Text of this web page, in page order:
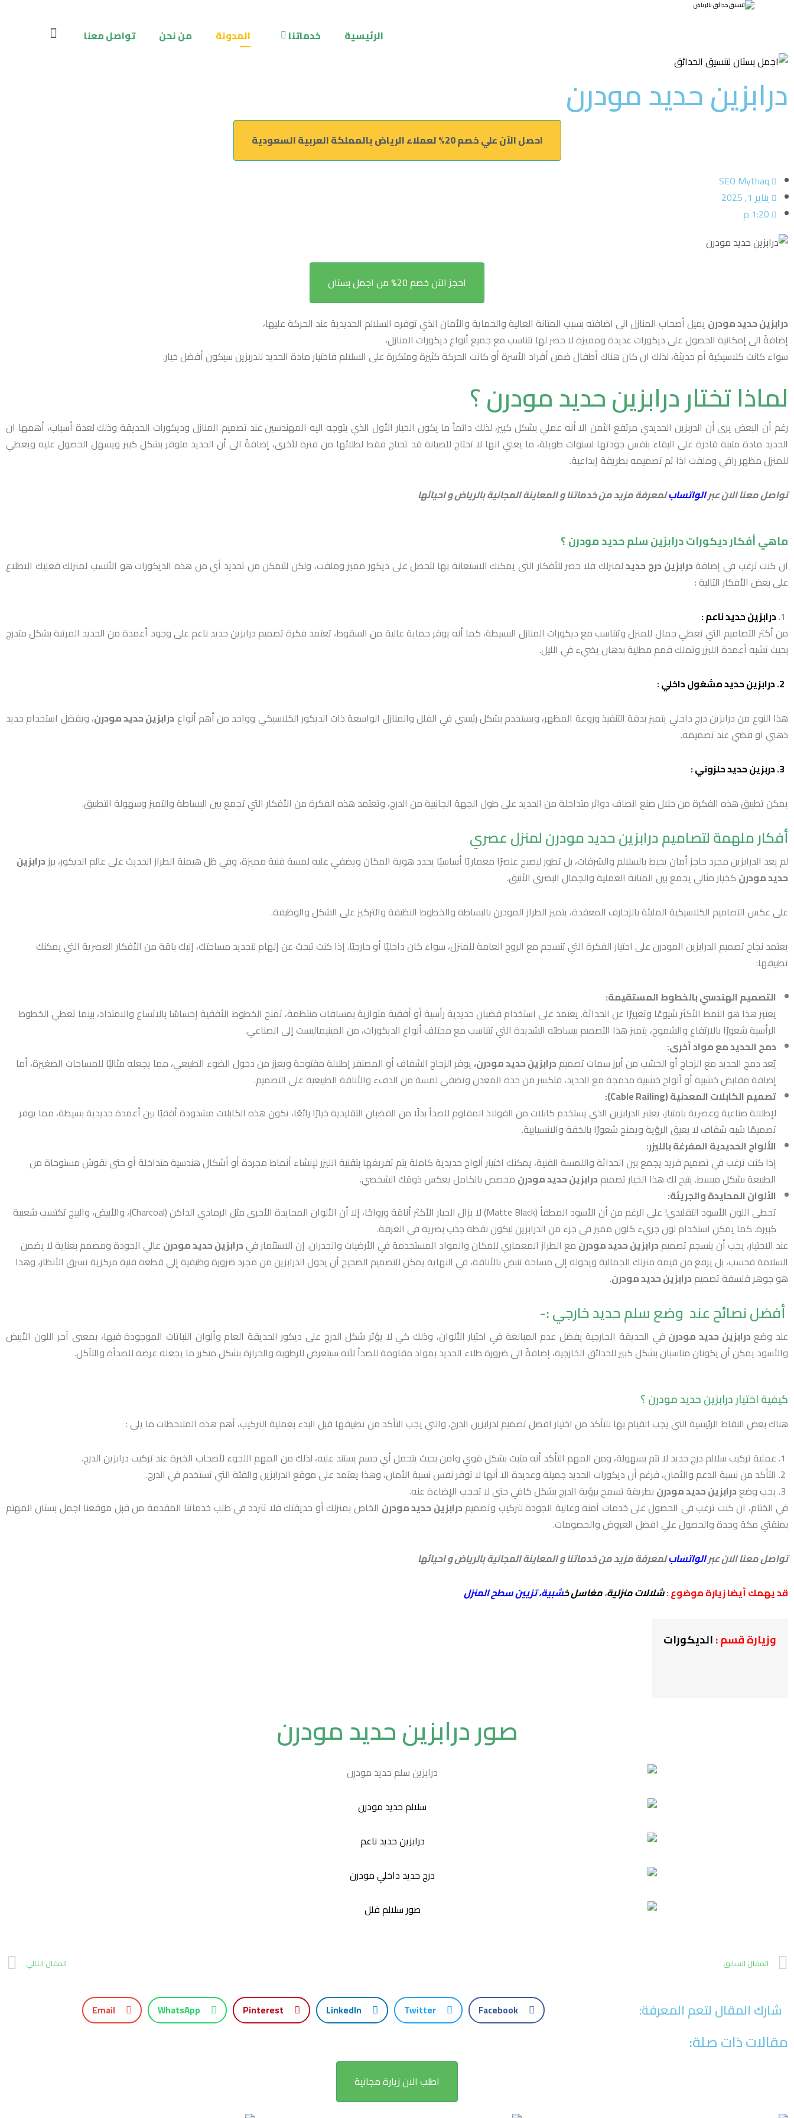
الرئيسية خدماتنا المدونة من نحن تواصل معنا
درابزين حديد مودرن
احصل الآن علي خصم 20% لعملاء الرياض بالمملكة العربية السعودية
SEO Mythaq
يناير 1, 2025
1:20 م
احجز الآن خصم 20% من اجمل بستان
درابزين حديد مودرن يميل أصحاب المنازل الى اضافته بسبب المتانة العالية والحماية والأمان الذي توفره السلالم الحديدية عند الحركة عليها،
إضافةً الى إمكانية الحصول على ديكورات عديدة ومميزة لا حصر لها تتناسب مع جميع أنواع ديكورات المنازل،
سواء كانت كلاسيكية أم حديثة، لذلك ان كان هناك أطفال ضمن أفراد الأسرة أو كانت الحركة كثيرة ومتكررة على السلالم فاختيار مادة الحديد للدربزين سيكون أفضل خيار.
لماذا تختار درابزين حديد مودرن ؟
رغم أن البعض يرى أن الدربزين الحديدي مرتفع الثمن الا أنه عملي بشكل كبير، لذلك دائماً ما يكون الخيار الأول الذي يتوجه اليه المهندسين عند تصميم المنازل وديكورات الحديقة وذلك لعدة أسباب، أهمها ان
الحديد مادة متينة قادرة على البقاء بنفس جودتها لسنوات طويلة، ما يعني انها لا تحتاج للصيانة قد تحتاج فقط لطلائها من فترة لأخرى، إضافةً الى أن الحديد متوفر بشكل كبير ويسهل الحصول عليه ويعطي
للمنزل مظهر راقي وملفت اذا تم تصميمه بطريقة إبداعية.
تواصل معنا الان عبرالواتسابلمعرفة مزيد من خدماتنا و المعاينة المجانية بالرياض و احيائها
ماهي أفكار ديكورات درابزين سلم حديد مودرن ؟
ان كنت ترغب في إضافةدرابزين درج حديدلمنزلك فلا حصر للأفكار التي يمكنك الاستعانة بها لتحصل على ديكور مميز وملفت، ولكن لتتمكن من تحديد أي من هذه الديكورات هو الأنسب لمنزلك فعليك الاطلاع
على بعض الأفكار التالية :
درابزين حديد ناعم :
من أكثر التصاميم التي تعطي جمال للمنزل وتتناسب مع ديكورات المنازل البسيطة، كما أنه يوفر حماية عالية من السقوط، تعتمد فكرة تصميم درابزين حديد ناعم على وجود أعمدة من الحديد المرتبة بشكل متدرج
بحيث تشبه أعمدة الليزر وتملك قمم مطلية بدهان يضيء في الليل.
هذا النوع من درابزين درج داخلي يتميز بدقة التنفيذ وروعة المظهر، ويستخدم بشكل رئيسي في الفلل والمنازل الواسعة ذات الديكور الكلاسيكي وواحد من أهم أنواع درابزين حديد مودرن، ويفضل استخدام حديد
ذهبي او فضي عند تصميمه.
يمكن تطبيق هذه الفكرة من خلال صنع انصاف دوائر متداخلة من الحديد على طول الجهة الجانبية من الدرج، وتعتمد هذه الفكرة من الأفكار التي تجمع بين البساطة والتميز وسهولة التطبيق.
أفكار ملهمة لتصاميم درابزين حديد مودرن لمنزل عصري
لم يعد الدرابزين مجرد حاجز أمان يحيط بالسلالم والشرفات، بل تطور ليصبح عنصرًا معماريًا أساسيًا يحدد هوية المكان ويضفي عليه لمسة فنية مميزة، وفي ظل هيمنة الطراز الحديث على عالم الديكور، برزدرابزين
حديد مودرن كخيار مثالي يجمع بين المتانة العملية والجمال البصري الأنيق.
على عكس التصاميم الكلاسيكية المليئة بالزخارف المعقدة، يتميز الطراز المودرن بالبساطة والخطوط النظيفة والتركيز على الشكل والوظيفة.
يعتمد نجاح تصميم الدرابزين المودرن على اختيار الفكرة التي تنسجم مع الروح العامة للمنزل، سواء كان داخليًا أو خارجيًا. إذا كنت تبحث عن إلهام لتجديد مساحتك، إليك باقة من الأفكار العصرية التي يمكنك
تطبيقها:
التصميم الهندسي بالخطوط المستقيمة:
يعتبر هذا هو النمط الأكثر شيوعًا وتعبيرًا عن الحداثة. يعتمد على استخدام قضبان حديدية رأسية أو أفقية متوازية بمسافات منتظمة، تمنح الخطوط الأفقية إحساسًا بالاتساع والامتداد، بينما تعطي الخطوط
الرأسية شعورًا بالارتفاع والشموخ، يتميز هذا التصميم ببساطته الشديدة التي تتناسب مع مختلف أنواع الديكورات، من المينيماليست إلى الصناعي.
دمج الحديد مع مواد أخرى:
يُعد دمج الحديد مع الزجاج أو الخشب من أبرز سمات تصميمدرابزين حديد مودرن،يوفر الزجاج الشفاف أو المصنفر إطلالة مفتوحة ويعزز من دخول الضوء الطبيعي، مما يجعله مثاليًا للمساحات الصغيرة، أما
إضافة مقابض خشبية أو ألواح خشبية مدمجة مع الحديد، فتكسر من حدة المعدن وتضفي لمسة من الدفء والأناقة الطبيعية على التصميم.
تصميم الكابلات المعدنية (Cable Railing):
لإطلالة صناعية وعصرية بامتياز، يعتبر الدرابزين الذي يستخدم كابلات من الفولاذ المقاوم للصدأ بدلًا من القضبان التقليدية خيارًا رائعًا، تكون هذه الكابلات مشدودة أفقيًا بين أعمدة حديدية بسيطة، مما يوفر
تصميمًا شبه شفاف لا يعيق الرؤية ويمنح شعورًا بالخفة والانسيابية.
الألواح الحديدية المفرغة بالليزر:
إذا كنت ترغب في تصميم فريد يجمع بين الحداثة واللمسة الفنية، يمكنك اختيار ألواح حديدية كاملة يتم تفريغها بتقنية الليزر لإنشاء أنماط مجردة أو أشكال هندسية متداخلة أو حتى نقوش مستوحاة من
الطبيعة بشكل مبسط. يتيح لك هذا الخيار تصميمدرابزين حديد مودرن مخصص بالكامل يعكس ذوقك الشخصي.
الألوان المحايدة والجريئة:
تخطى اللون الأسود التقليدي! على الرغم من أن الأسود المطفأ (Matte Black) لا يزال الخيار الأكثر أناقة ورواجًا، إلا أن الألوان المحايدة الأخرى مثل الرمادي الداكن (Charcoal)، والأبيض، والبيج تكتسب شعبية
كبيرة. كما يمكن استخدام لون جريء كلون مميز في جزء من الدرابزين ليكون نقطة جذب بصرية في الغرفة.
عند الاختيار، يجب أن ينسجم تصميمدرابزين حديد مودرن مع الطراز المعماري للمكان والمواد المستخدمة في الأرضيات والجدران. إن الاستثمار فيدرابزين حديد مودرن عالي الجودة ومصمم بعناية لا يضمن
السلامة فحسب، بل يرفع من قيمة منزلك الجمالية ويحوله إلى مساحة تنبض بالأناقة، في النهاية يمكن للتصميم الصحيح أن يحول الدرابزين من مجرد ضرورة وظيفية إلى قطعة فنية مركزية تسرق الأنظار، وهذا
هو جوهر فلسفة تصميمدرابزين حديد مودرن.
أفضل نصائح عند وضع سلم حديد خارجي :-
عند وضع درابزين حديد مودرن في الحديقة الخارجية يفضل عدم المبالغة في اختيار الألوان، وذلك كي لا يؤثر شكل الدرج على ديكور الحديقة العام وألوان النباتات الموجودة فيها، بمعنى آخر اللون الأبيض
والأسود يمكن أن يكونان مناسبان بشكل كبير للحدائق الخارجية، إضافةً الى ضرورة طلاء الحديد بمواد مقاومة للصدأ لأنه سيتعرض للرطوبة والحرارة بشكل متكرر ما يجعله عرضة للصدأة والتآكل.
كيفية اختيار درابزين حديد مودرن ؟
هناك بعض النقاط الرئيسية التي يجب القيام بها للتأكد من اختيار افضل تصميم لدرابزين الدرج، والتي يجب التأكد من تطبيقها قبل البدء بعملية التركيب، أهم هذه الملاحظات ما يلي :
عملية تركيب سلالم درج حديد لا تتم بسهولة، ومن المهم التأكد أنه مثبت بشكل قوي وامن بحيث يتحمل أي جسم يستند عليه، لذلك من المهم اللجوء لأصحاب الخبرة عند تركيب درابزين الدرج.
التأكد من نسبة الدعم والأمان، فرغم أن ديكورات الحديد جميلة وعديدة الا أنها لا توفر نفس نسبة الأمان، وهذا يعتمد على موقع الدرابزين والفئة التي تستخدم في الدرج.
يجب وضعدرابزين حديد مودرن بطريقة تسمح برؤية الدرج بشكل كافي حتي لا تحجب الإضاءة عنه.
في الختام، ان كنت ترغب في الحصول على خدمات آمنة وعالية الجودة لتركيب وتصميمدرابزين حديد مودرن الخاص بمنزلك أو حديقتك فلا تتردد في طلب خدماتنا المقدمة من قبل موقعنا اجمل بستان المهتم
بمنقتي مكة وجدة والحصول علي افضل العروض والخصومات.
تواصل معنا الان عبرالواتسابلمعرفة مزيد من خدماتنا و المعاينة المجانية بالرياض و احيائها
قد يهمك أيضا زيارة موضوع :شلالات منزلية،مغاسل خشبية،تزيين سطح المنزل
وزيارة قسم :الديكورات
صور درابزين حديد مودرن
المقال السابق المقال التالي
شارك المقال لتعم المعرفة: Facebook
Twitter
LinkedIn
Pinterest
WhatsApp
Email
مقالات ذات صلة:
اطلب الان زيارة مجانية